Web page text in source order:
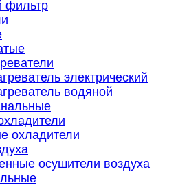
фильтр
электрический
водяной
охладители
осушители воздуха